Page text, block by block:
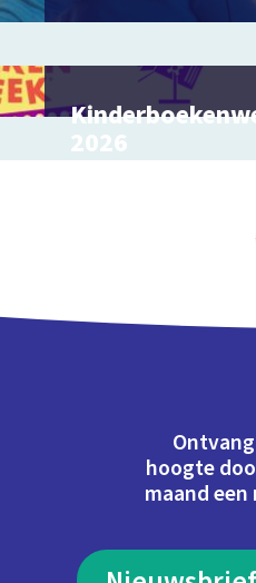
2026
Bekijk video's bij de
hoogte
maand